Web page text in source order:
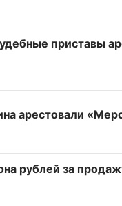
приставы
арестовали
рублей за